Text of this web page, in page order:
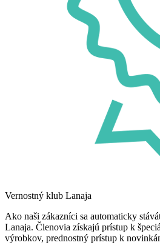
Vernostný klub Lanaja
Ako naši zákazníci sa automaticky
Lanaja. Členovia získajú prístup k
výrobkov, prednostný prístup k